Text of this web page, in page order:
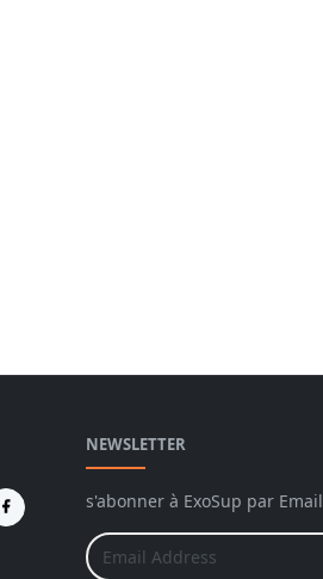
NEWSLETTER
s'abonner à ExoSup par Email